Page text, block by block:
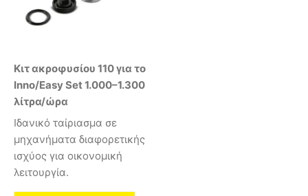
Κιτ ακροφυσίου 110 για το
Inno/Easy Set 1.000–1.300
λίτρα/ώρα
Ιδανικό ταίριασμα σε
μηχανήματα διαφορετικής
ισχύος για οικονομική
λειτουργία.